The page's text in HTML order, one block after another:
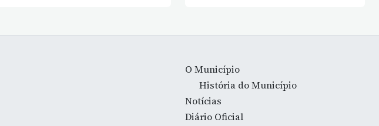
O Município
História do Município
Notícias
Diário Oficial